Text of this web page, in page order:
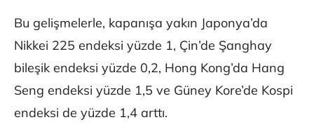
Bu gelişmelerle, kapanışa yakın Japonya’da
Nikkei 225 endeksi yüzde 1, Çin’de Şanghay
bileşik endeksi yüzde 0,2, Hong Kong’da Hang
Seng endeksi yüzde 1,5 ve Güney Kore’de Kospi
endeksi de yüzde 1,4 arttı.